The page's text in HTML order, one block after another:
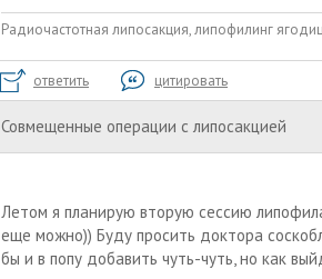
Радиочастотная липосакция, липофилинг
ответить цитировать
Совмещенные операции с липосакцией
Летом я планирую вторую сессию
еще можно)) Буду просить доктора
бы и в попу добавить чуть-чуть, но как